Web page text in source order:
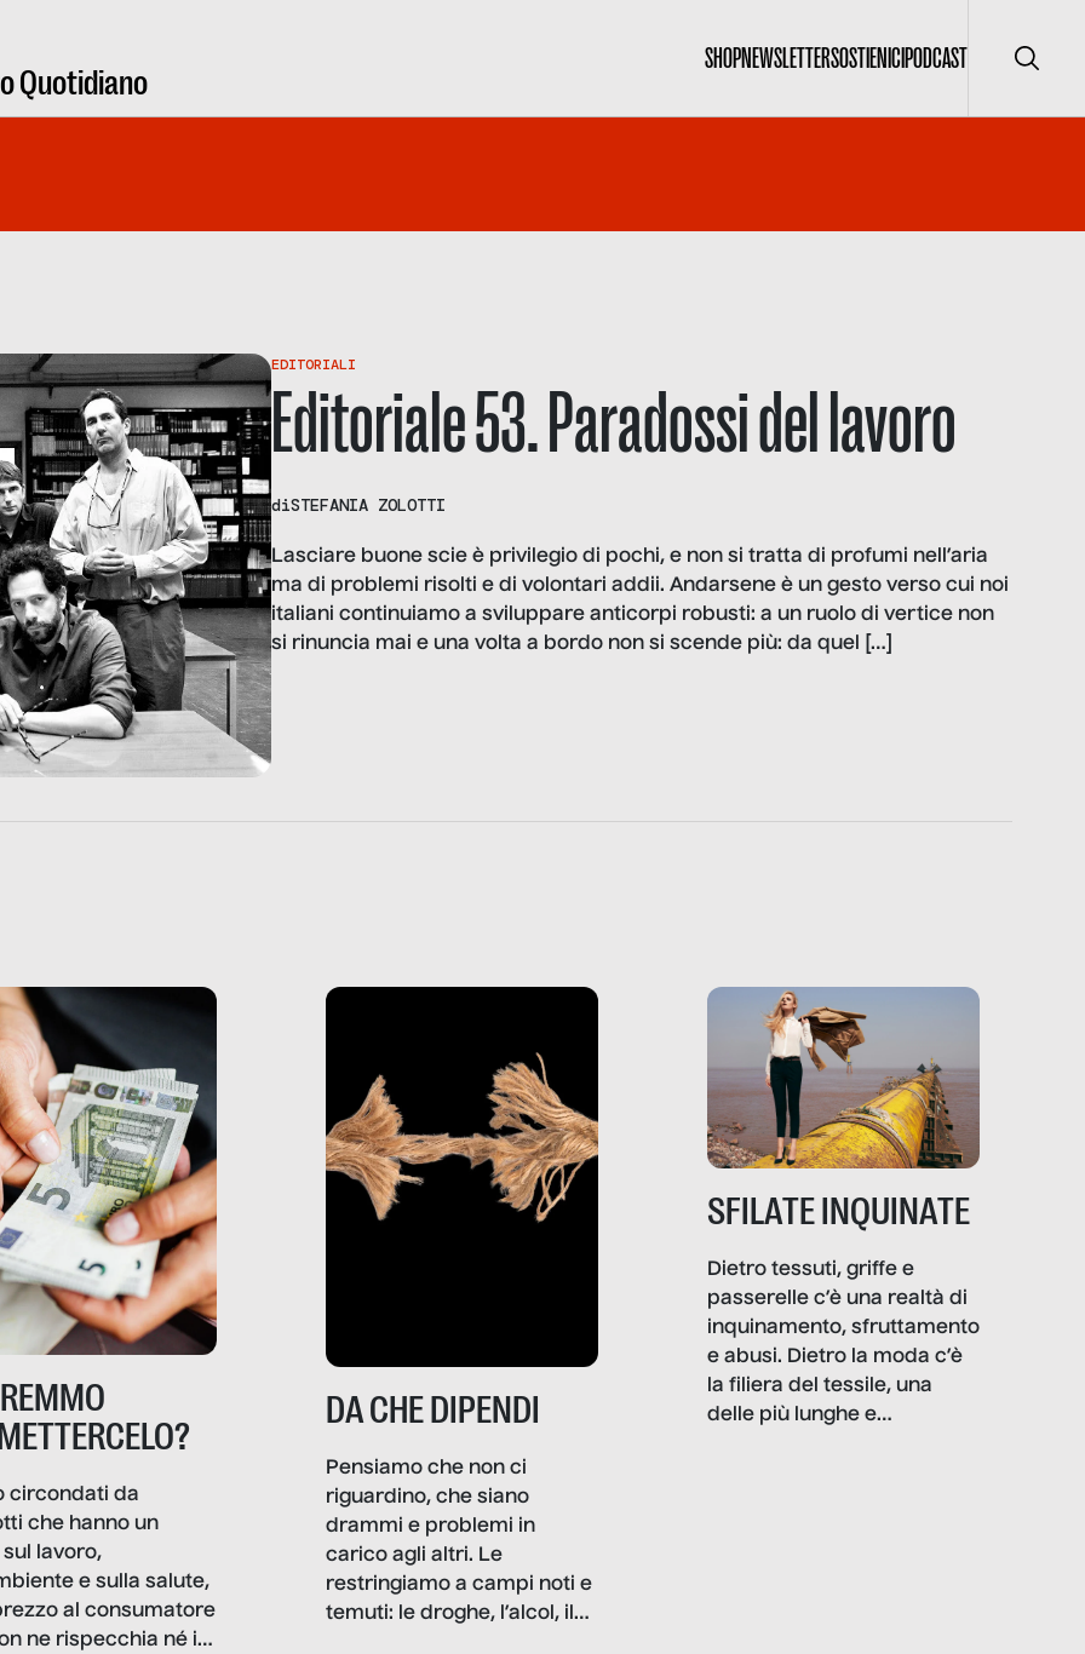
Quotidiano
SHOPNEWSLETTERSOSTIENICIPODCAST Cerca
EDITORIALI
Editoriale 53. Paradossi del lavoro
diSTEFANIA ZOLOTTI
Lasciare buone scie è privilegio di pochi, e non si tratta di profumi nell’aria
ma di problemi risolti e di volontari addii. Andarsene è un gesto verso cui noi
italiani continuiamo a sviluppare anticorpi robusti: a un ruolo di vertice non
si rinuncia mai e una volta a bordo non si scende più: da quel […]
circondati da
che hanno un
lavoro,
e sulla salute,
al consumatore
ne rispecchia né il
DA CHE DIPENDI
Pensiamo che non ci
riguardino, che siano
drammi e problemi in
carico agli altri. Le
restringiamo a campi noti e
temuti: le droghe, l’alcol, il
SFILATE INQUINATE
Dietro tessuti, griffe e
passerelle c’è una realtà di
inquinamento, sfruttamento
e abusi. Dietro la moda c’è
la filiera del tessile, una
delle più lunghe e